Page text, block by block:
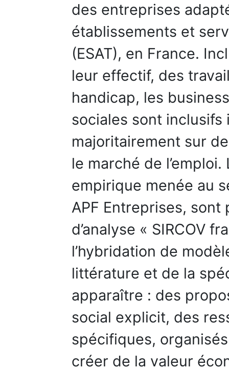
des entreprises
établissements et
(ESAT), en France.
leur effectif, des
handicap, les
sociales sont inclusifs
majoritairement sur
le marché de
empirique menée au
APF Entreprises,
d’analyse « SIRCOV
l’hybridation de
littérature et de la
apparaître : des
social explicit, des
spécifiques,
créer de la valeur